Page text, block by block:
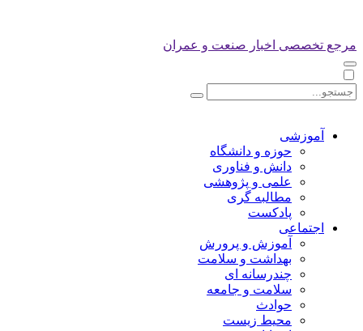
مرجع تخصصی اخبار صنعت و عمران
آموزشی
حوزه و دانشگاه
دانش و فناوری
علمی و پژوهشی
مطالبه گری
پادکست
اجتماعی
آموزش و پرورش
بهداشت و سلامت
چندرسانه ای
سلامت و جامعه
حوادث
محیط زیست